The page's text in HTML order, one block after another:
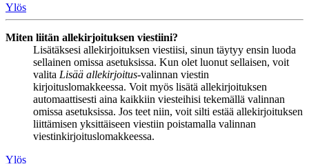
Ylös
Miten liitän allekirjoituksen viestiini?
Lisätäksesi allekirjoituksen viestiisi, sinun täytyy ensin luoda
sellainen omissa asetuksissa. Kun olet luonut sellaisen, voit
valita Lisää allekirjoitus-valinnan viestin
kirjoituslomakkeessa. Voit myös lisätä allekirjoituksen
automaattisesti aina kaikkiin viesteihisi tekemällä valinnan
omissa asetuksissa. Jos teet niin, voit silti estää allekirjoituksen
liittämisen yksittäiseen viestiin poistamalla valinnan
viestinkirjoituslomakkeessa.
Ylös